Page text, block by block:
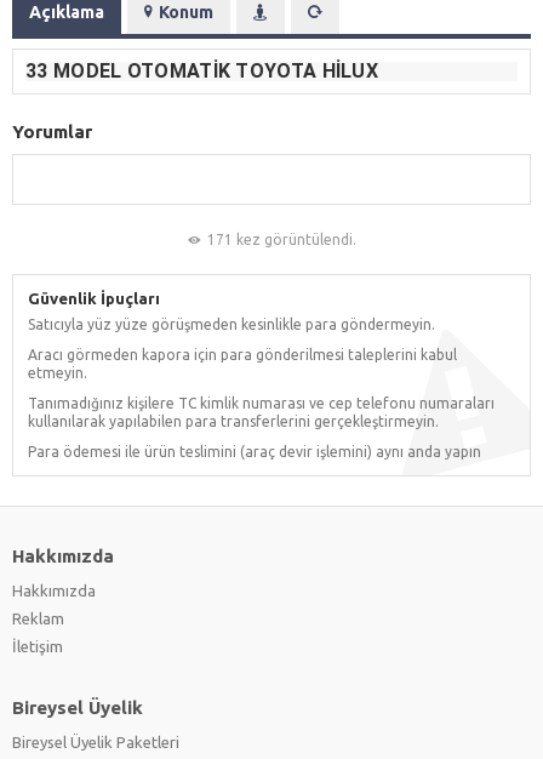
Açıklama Konum
33 MODEL OTOMATIK TOYOTA HILUX
Yorumlar
171 kez görüntülendi.
Güvenlik İpuçları
Satıcıyla yüz yüze görüşmeden kesinlikle para göndermeyin.
Aracı görmeden kapora için para gönderilmesi taleplerini kabul
etmeyin.
Tanımadığınız kişilere TC kimlik numarası ve cep telefonu numaraları
kullanılarak yapılabilen para transferlerini gerçekleştirmeyin.
Para ödemesi ile ürün teslimini (araç devir işlemini) aynı anda yapın
Hakkımızda
Hakkımızda
Reklam
İletişim
Bireysel Üyelik
Bireysel Üyelik Paketleri